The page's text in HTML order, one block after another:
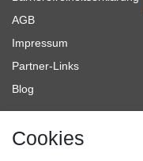
AGB
Impressum
Partner-Links
Blog
Cookies